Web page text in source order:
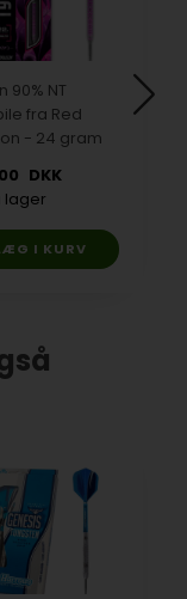
90% NT
fra Red
- 24 gram
DKK
lager